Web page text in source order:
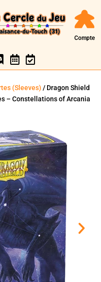
Compte
(Sleeves) / Dragon Shield
– Constellations of Arcania